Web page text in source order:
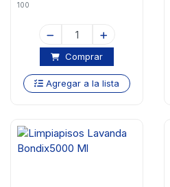
100
Comprar
Agregar a la lista